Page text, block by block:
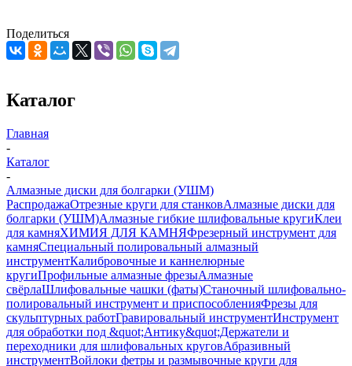
Поделиться
Каталог
Главная
-
Каталог
-
Алмазные диски для болгарки (УШМ)
РаспродажаОтрезные круги для станковАлмазные диски для
болгарки (УШМ)Алмазные гибкие шлифовальные кругиКлеи
для камняХИМИЯ ДЛЯ КАМНЯФрезерный инструмент для
камняСпециальный полировальный алмазный
инструментКалибровочные и каннелюрные
кругиПрофильные алмазные фрезыАлмазные
свёрлаШлифовальные чашки (фаты)Станочный шлифовально-
полировальный инструмент и приспособленияФрезы для
скульптурных работГравировальный инструментИнструмент
для обработки под &quot;Антику&quot;Держатели и
переходники для шлифовальных круговАбразивный
инструментВойлоки фетры и размывочные круги для